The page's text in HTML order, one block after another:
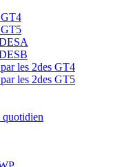
GT4
GT5
les 2des GT4
les 2des GT5
quotidien